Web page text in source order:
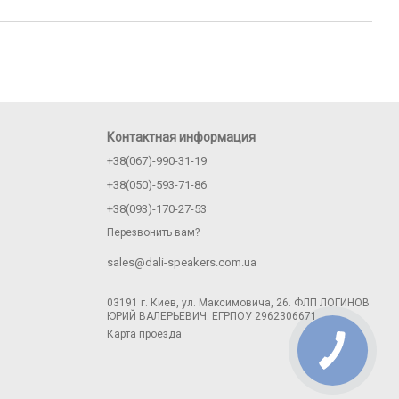
Контактная информация
+38(067)-990-31-19
+38(050)-593-71-86
+38(093)-170-27-53
Перезвонить вам?
sales@dali-speakers.com.ua
03191 г. Киев, ул. Максимовича, 26. ФЛП ЛОГИНОВ
ЮРИЙ ВАЛЕРЬЕВИЧ. ЕГРПОУ 2962306671
Карта проезда